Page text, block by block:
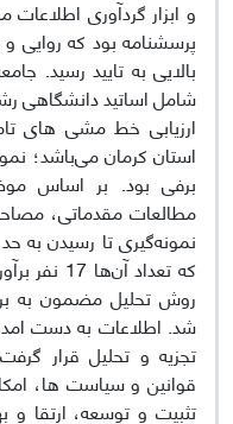
و ابزار گردآوری اطلاعات
پرسشنامه بود که روایی
بالایی به تایید رسید.
شامل اساتید دانشگاهی
ارزیابی خط مشی های
استان کرمان می‌باشد؛
برفی بود. بر اساس
مطالعات مقدماتی،
نمونه‌گیری تا رسیدن به
که تعداد
روش تحلیل مضمون به
تجزیه و تحلیل قرار
قوانین و سیاست ها،
تثبیت و توسعه، ارتقا و